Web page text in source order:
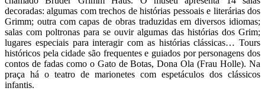
decoradas: algumas com trechos de histórias pessoais e literárias dos
Grimm; outra com capas de obras traduzidas em diversos idiomas;
salas com poltronas para se ouvir algumas das histórias dos Grim;
lugares especiais para interagir com as histórias clássicas… Tours
históricos pela cidade são frequentes e guiados por personagens dos
contos de fadas como o Gato de Botas, Dona Ola (Frau Holle). Na
praça há o teatro de marionetes com espetáculos dos clássicos
infantis.